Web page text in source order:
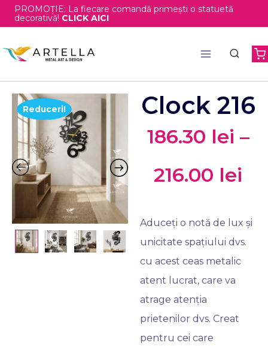
PROMOȚIE: La fiecare comandă primești o statuetă
decorativă! CLICK AICI
Reduceri! Clock 216
186.30 lei –
216.00 lei
Aduceți o notă de lux și
unicitate spațiului dvs.
cu acest ceas metalic
atent lucrat, care va
atrage atenția
prietenilor dvs. Creat
pentru cei care